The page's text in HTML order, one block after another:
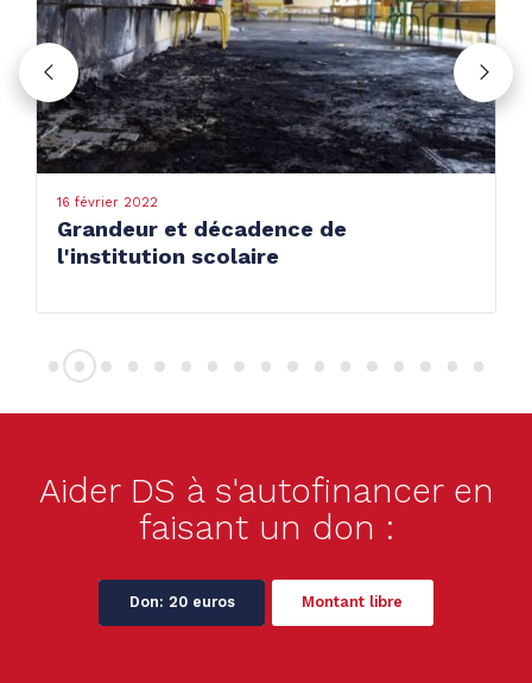
16 février 2022
Grandeur et décadence de
l'institution scolaire
Aider DS à s'autofinancer en
faisant un don :
Don: 20 euros Montant libre